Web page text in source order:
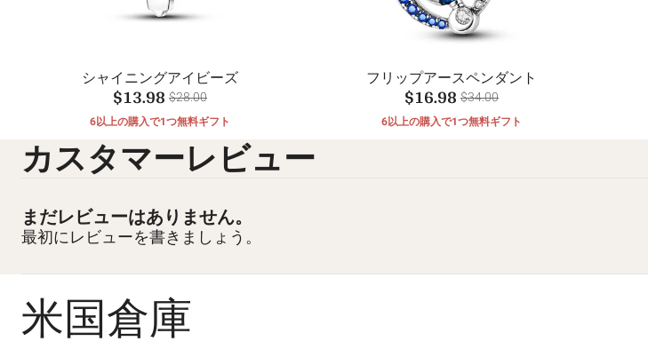
シャイニングアイビーズ
$13.98 $28.00
6以上の購入で1つ無料ギフト
フリップアースペンダント
$16.98 $34.00
6以上の購入で1つ無料ギフト
カスタマーレビュー
まだレビューはありません。
最初にレビューを書きましょう。
米国倉庫